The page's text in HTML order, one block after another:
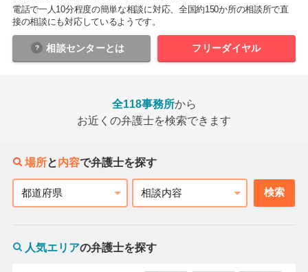
電話で一人10分程度の簡単な相談に対応、全国約150か所の相談所で直
接の相談にも対応しているようです。
相談センターとは フリーダイヤル
全118事務所から
お近くの弁護士を検索できます
場所と内容で弁護士を探す
都道府県 相談内容 検索
人気エリアの弁護士を探す